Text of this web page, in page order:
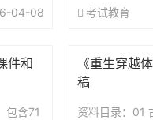
04-08
考试教育
件和
包含71
《重生穿越
稿
资料目录：01